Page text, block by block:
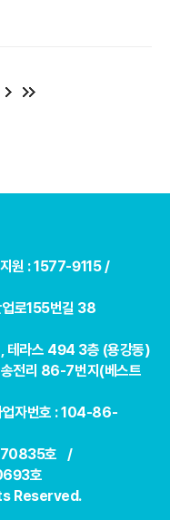
원 : 1577-9115 /
업로155번길 38
테라스 494 3층 (용강동)
송전리 86-7번지(베스트
자번호 : 104-86-
호 /
호
Reserved.